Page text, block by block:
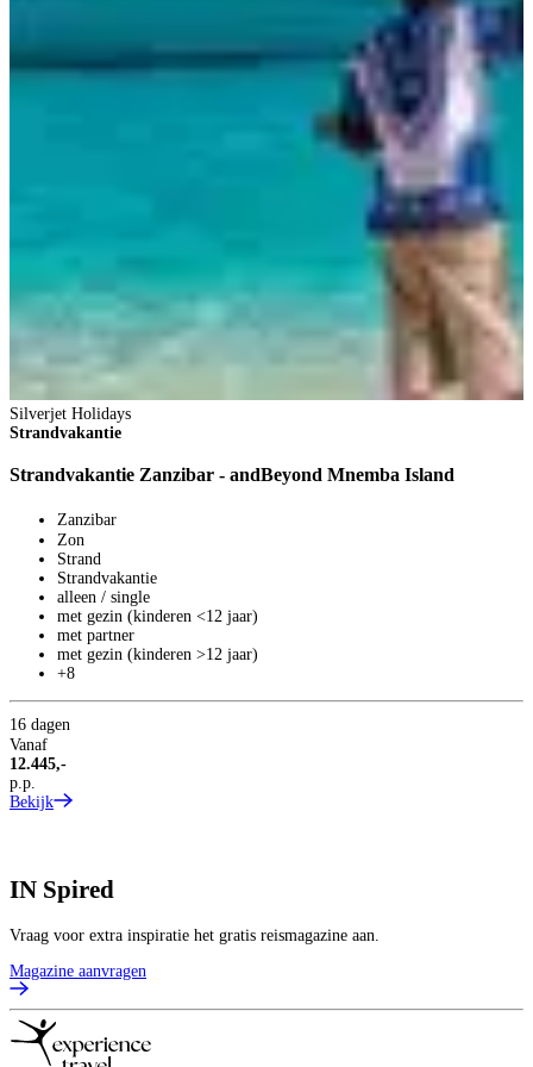
Silverjet Holidays
Strandvakantie
Strandvakantie Zanzibar - andBeyond Mnemba Island
Zanzibar
Zon
Strand
Strandvakantie
alleen / single
met gezin (kinderen <12 jaar)
met partner
met gezin (kinderen >12 jaar)
+8
16 dagen
Vanaf
12.445,-
p.p.
Bekijk
IN Spired
Vraag voor extra inspiratie het gratis reismagazine aan.
Magazine aanvragen